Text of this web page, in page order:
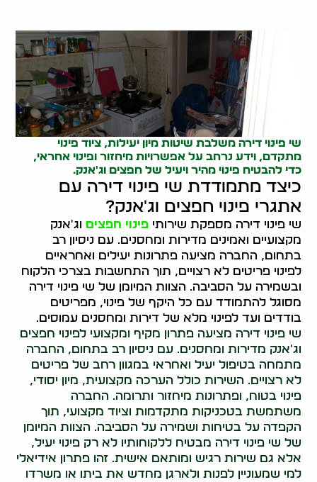
שי פינוי דירה משלבת שיטות מיון יעילות, ציוד פינוי
מתקדם, וידע נרחב על אפשרויות מיחזור ופינוי אחראי,
כדי להבטיח פינוי מהיר ויעיל של חפצים וג'אנק.
כיצד מתמודדת שי פינוי דירה עם
אתגרי פינוי חפצים וג'אנק?
שי פינוי דירה מספקת שירותיפינוי חפצים וג'אנק
מקצועיים ואמינים מדירות ומחסנים. עם ניסיון רב
בתחום, החברה מציעה פתרונות יעילים ואחראיים
לפינוי פריטים לא רצויים, תוך התחשבות בצרכי הלקוח
ובשמירה על הסביבה. הצוות המיומן של שי פינוי דירה
מסוגל להתמודד עם כל היקף של פינוי, מפריטים
בודדים ועד לפינוי מלא של דירות ומחסנים עמוסים.
שי פינוי דירה מציעה פתרון מקיף ומקצועי לפינוי חפצים
וג'אנק מדירות ומחסנים. עם ניסיון רב בתחום, החברה
מתמחה בטיפול יעיל ואחראי במגוון רחב של פריטים
לא רצויים. השירות כולל הערכה מקצועית, מיון יסודי,
פינוי בטוח, ופתרונות מיחזור ותרומה. החברה
משתמשת בטכניקות מתקדמות וציוד מקצועי, תוך
הקפדה על בטיחות ושמירה על הסביבה. הצוות המיומן
של שי פינוי דירה מבטיח ללקוחותיו לא רק פינוי יעיל,
אלא גם שירות רגיש ומותאם אישית. זהו פתרון אידיאלי
למי שמעוניין לפנות ולארגן מחדש את ביתו או משרדו